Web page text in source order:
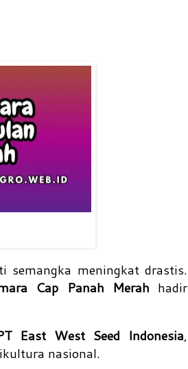
semangka meningkat drastis.
Cap Panah Merah hadir
East West Seed Indonesia,
nasional.